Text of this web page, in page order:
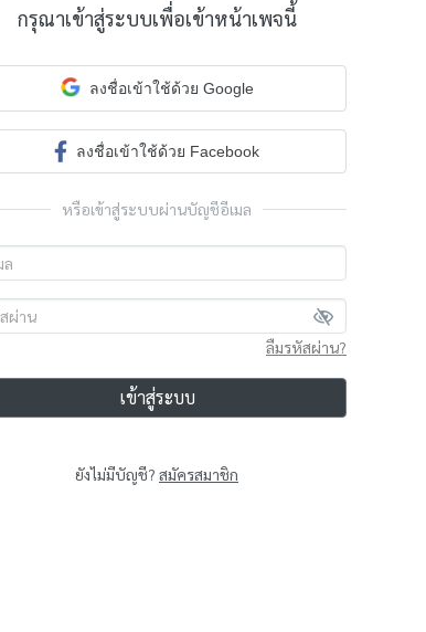
กรุณาเข้าสู่ระบบเพื่อเข้าหน้าเพจนี้
ลงชื่อเข้าใช้ด้วย Google
ลงชื่อเข้าใช้ด้วย Facebook
หรือเข้าสู่ระบบผ่านบัญชีอีเมล
ลืมรหัสผ่าน?
เข้าสู่ระบบ
ยังไม่มีบัญชี? สมัครสมาชิก